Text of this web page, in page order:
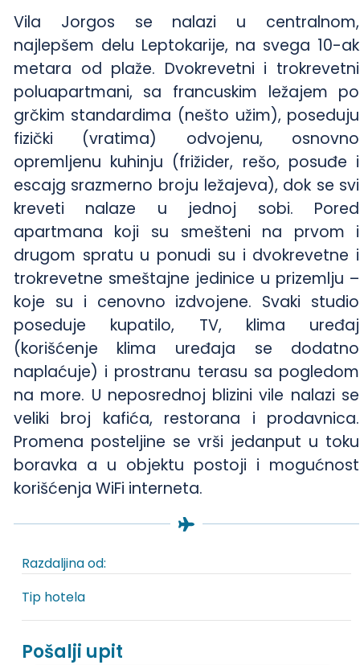
Vila Jorgos se nalazi u centralnom,
najlepšem delu Leptokarije, na svega 10-ak
metara od plaže. Dvokrevetni i trokrevetni
poluapartmani, sa francuskim ležajem po
grčkim standardima (nešto užim), poseduju
fizički (vratima) odvojenu, osnovno
opremljenu kuhinju (frižider, rešo, posuđe i
escajg srazmerno broju ležajeva), dok se svi
kreveti nalaze u jednoj sobi. Pored
apartmana koji su smešteni na prvom i
drugom spratu u ponudi su i dvokrevetne i
trokrevetne smeštajne jedinice u prizemlju –
koje su i cenovno izdvojene. Svaki studio
poseduje kupatilo, TV, klima uređaj
(korišćenje klima uređaja se dodatno
naplaćuje) i prostranu terasu sa pogledom
na more. U neposrednoj blizini vile nalazi se
veliki broj kafića, restorana i prodavnica.
Promena posteljine se vrši jedanput u toku
boravka a u objektu postoji i mogućnost
korišćenja WiFi interneta.
Razdaljina od:
Tip hotela
Pošalji upit